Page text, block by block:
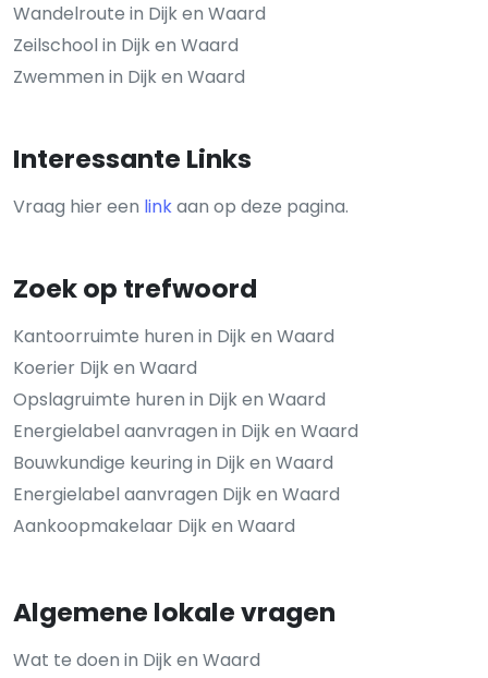
Wandelroute in Dijk en Waard
Zeilschool in Dijk en Waard
Zwemmen in Dijk en Waard
Interessante Links
Vraag hier een linkaan op deze pagina.
Zoek op trefwoord
Kantoorruimte huren in Dijk en Waard
Koerier Dijk en Waard
Opslagruimte huren in Dijk en Waard
Energielabel aanvragen in Dijk en Waard
Bouwkundige keuring in Dijk en Waard
Energielabel aanvragen Dijk en Waard
Aankoopmakelaar Dijk en Waard
Algemene lokale vragen
Wat te doen in Dijk en Waard